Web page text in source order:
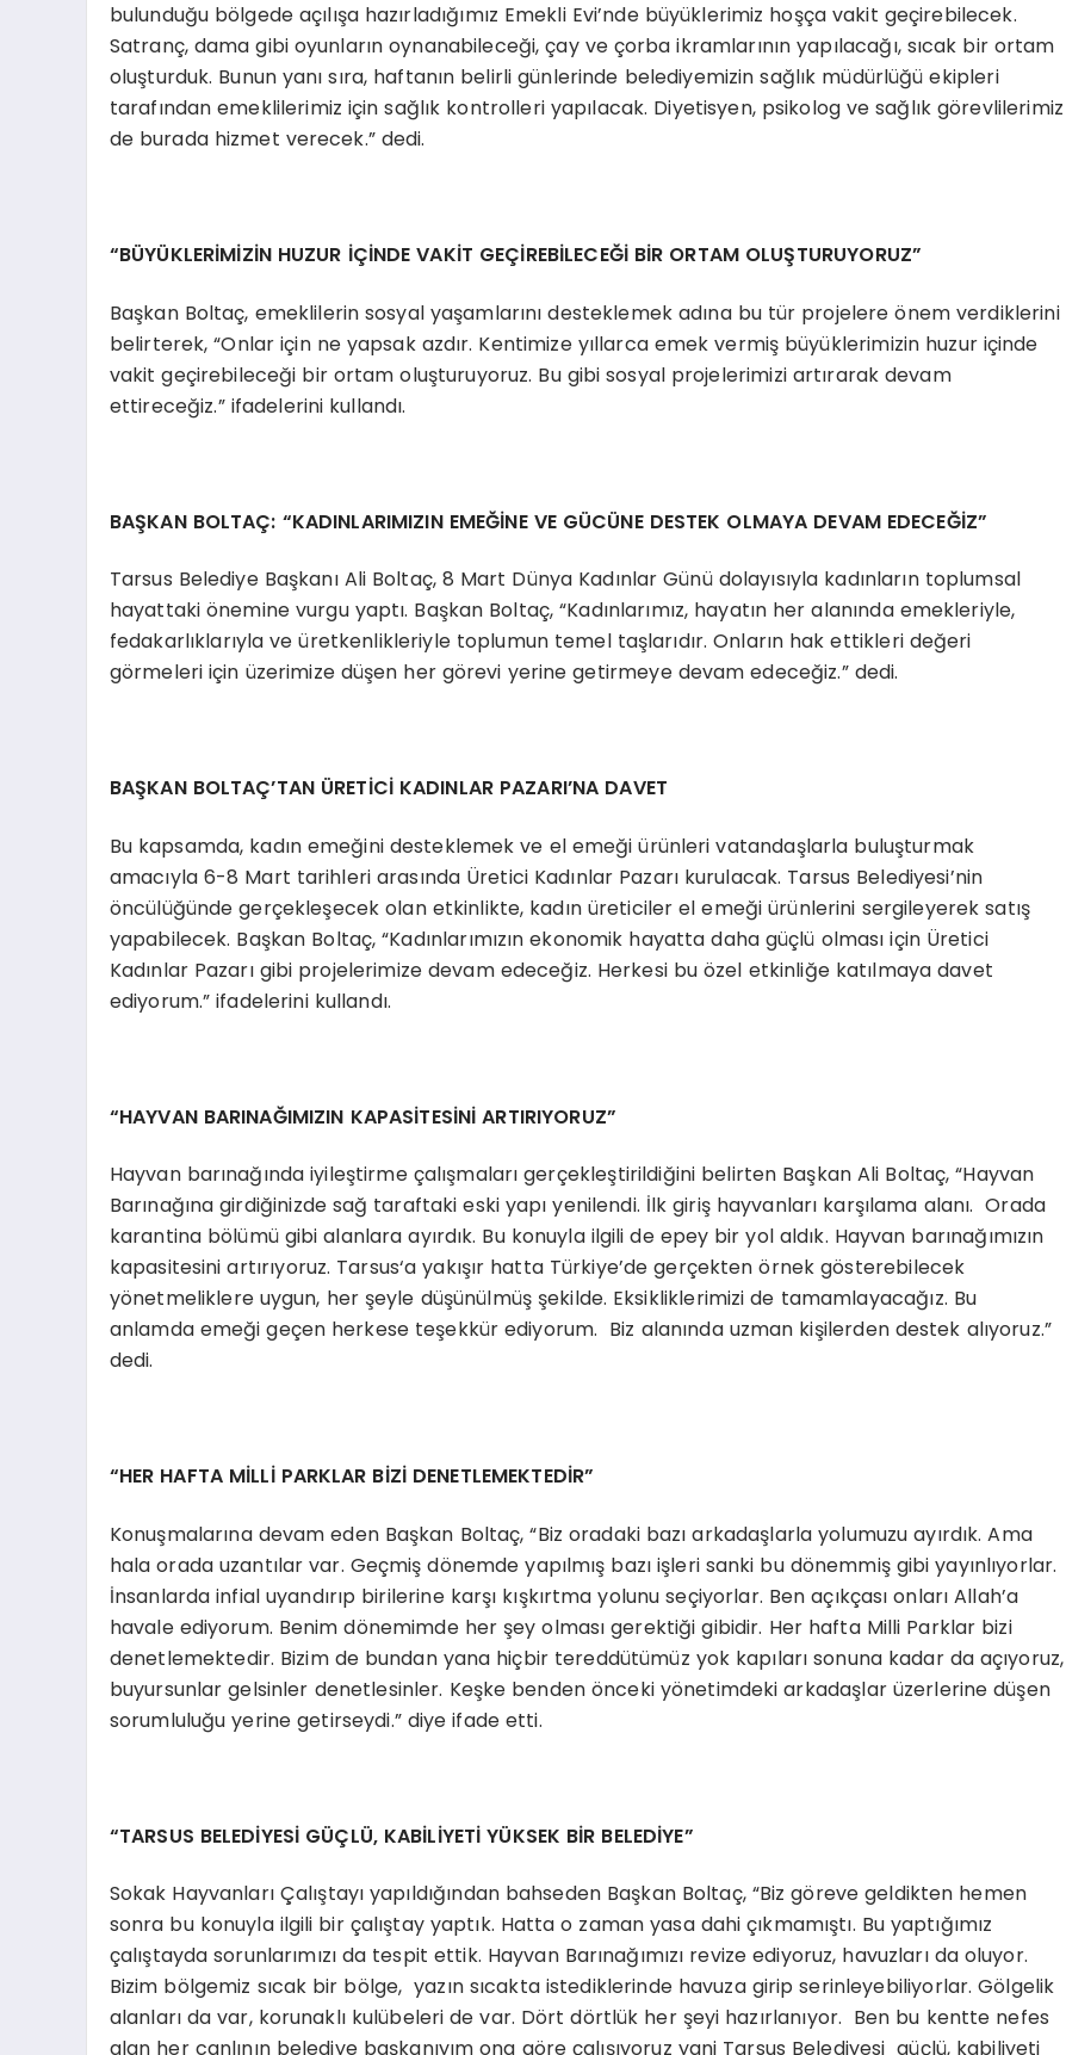
bulunduğu bölgede açılışa hazırladığımız Emekli Evi’nde büyüklerimiz hoşça vakit geçirebilecek.
Satranç, dama gibi oyunların oynanabileceği, çay ve çorba ikramlarının yapılacağı, sıcak bir ortam
oluşturduk. Bunun yanı sıra, haftanın belirli günlerinde belediyemizin sağlık müdürlüğü ekipleri
tarafından emeklilerimiz için sağlık kontrolleri yapılacak. Diyetisyen, psikolog ve sağlık görevlilerimiz
de burada hizmet verecek.” dedi.
“BÜYÜKLERİMİZİN HUZUR İÇİNDE VAKİT GEÇİREBİLECEĞİ BİR ORTAM OLUŞTURUYORUZ”
Başkan Boltaç, emeklilerin sosyal yaşamlarını desteklemek adına bu tür projelere önem verdiklerini
belirterek, “Onlar için ne yapsak azdır. Kentimize yıllarca emek vermiş büyüklerimizin huzur içinde
vakit geçirebileceği bir ortam oluşturuyoruz. Bu gibi sosyal projelerimizi artırarak devam
ettireceğiz.” ifadelerini kullandı.
BAŞKAN BOLTAÇ: “KADINLARIMIZIN EMEĞİNE VE GÜCÜNE DESTEK OLMAYA DEVAM EDECEĞİZ”
Tarsus Belediye Başkanı Ali Boltaç, 8 Mart Dünya Kadınlar Günü dolayısıyla kadınların toplumsal
hayattaki önemine vurgu yaptı. Başkan Boltaç, “Kadınlarımız, hayatın her alanında emekleriyle,
fedakarlıklarıyla ve üretkenlikleriyle toplumun temel taşlarıdır. Onların hak ettikleri değeri
görmeleri için üzerimize düşen her görevi yerine getirmeye devam edeceğiz.” dedi.
BAŞKAN BOLTAÇ’TAN ÜRETİCİ KADINLAR PAZARI’NA DAVET
Bu kapsamda, kadın emeğini desteklemek ve el emeği ürünleri vatandaşlarla buluşturmak
amacıyla 6-8 Mart tarihleri arasında Üretici Kadınlar Pazarı kurulacak. Tarsus Belediyesi’nin
öncülüğünde gerçekleşecek olan etkinlikte, kadın üreticiler el emeği ürünlerini sergileyerek satış
yapabilecek. Başkan Boltaç, “Kadınlarımızın ekonomik hayatta daha güçlü olması için Üretici
Kadınlar Pazarı gibi projelerimize devam edeceğiz. Herkesi bu özel etkinliğe katılmaya davet
ediyorum.” ifadelerini kullandı.
“HAYVAN BARINAĞIMIZIN KAPASİTESİNİ ARTIRIYORUZ”
Hayvan barınağında iyileştirme çalışmaları gerçekleştirildiğini belirten Başkan Ali Boltaç, “Hayvan
Barınağına girdiğinizde sağ taraftaki eski yapı yenilendi. İlk giriş hayvanları karşılama alanı. Orada
karantina bölümü gibi alanlara ayırdık. Bu konuyla ilgili de epey bir yol aldık. Hayvan barınağımızın
kapasitesini artırıyoruz. Tarsus‘a yakışır hatta Türkiye’de gerçekten örnek gösterebilecek
yönetmeliklere uygun, her şeyle düşünülmüş şekilde. Eksikliklerimizi de tamamlayacağız. Bu
anlamda emeği geçen herkese teşekkür ediyorum. Biz alanında uzman kişilerden destek alıyoruz.”
dedi.
“HER HAFTA MİLLİ PARKLAR BİZİ DENETLEMEKTEDİR”
Konuşmalarına devam eden Başkan Boltaç, “Biz oradaki bazı arkadaşlarla yolumuzu ayırdık. Ama
hala orada uzantılar var. Geçmiş dönemde yapılmış bazı işleri sanki bu dönemmiş gibi yayınlıyorlar.
İnsanlarda infial uyandırıp birilerine karşı kışkırtma yolunu seçiyorlar. Ben açıkçası onları Allah’a
havale ediyorum. Benim dönemimde her şey olması gerektiği gibidir. Her hafta Milli Parklar bizi
denetlemektedir. Bizim de bundan yana hiçbir tereddütümüz yok kapıları sonuna kadar da açıyoruz,
buyursunlar gelsinler denetlesinler. Keşke benden önceki yönetimdeki arkadaşlar üzerlerine düşen
sorumluluğu yerine getirseydi.” diye ifade etti.
“TARSUS BELEDİYESİ GÜÇLÜ, KABİLİYETİ YÜKSEK BİR BELEDİYE”
Sokak Hayvanları Çalıştayı yapıldığından bahseden Başkan Boltaç, “Biz göreve geldikten hemen
sonra bu konuyla ilgili bir çalıştay yaptık. Hatta o zaman yasa dahi çıkmamıştı. Bu yaptığımız
çalıştayda sorunlarımızı da tespit ettik. Hayvan Barınağımızı revize ediyoruz, havuzları da oluyor.
Bizim bölgemiz sıcak bir bölge, yazın sıcakta istediklerinde havuza girip serinleyebiliyorlar. Gölgelik
alanları da var, korunaklı kulübeleri de var. Dört dörtlük her şeyi hazırlanıyor. Ben bu kentte nefes
alan her canlının belediye başkanıyım ona göre çalışıyoruz yani Tarsus Belediyesi güçlü, kabiliyeti